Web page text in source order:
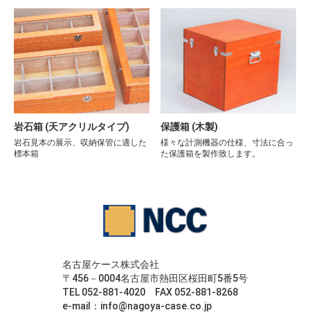
岩石箱 (天アクリルタイプ)
岩石見本の展示、収納保管に適した
標本箱
保護箱 (木製)
様々な計測機器の仕様、寸法に合っ
た保護箱を製作致します。
名古屋ケース株式会社
〒456－0004名古屋市熱田区桜田町5番5号
TEL 052-881-4020 FAX 052-881-8268
e-mail：info@nagoya-case.co.jp